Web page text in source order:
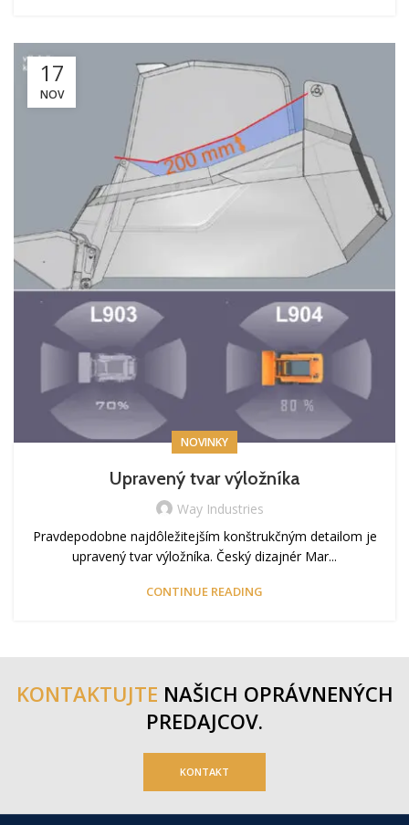
17
NOV
NOVINKY
Upravený tvar výložníka
Way Industries
Pravdepodobne najdôležitejším konštrukčným detailom je
upravený tvar výložníka. Český dizajnér Mar...
CONTINUE READING
KONTAKTUJTE NAŠICH OPRÁVNENÝCH
PREDAJCOV.
KONTAKT